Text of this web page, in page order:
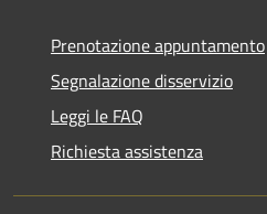
Prenotazione appuntamento
Segnalazione disservizio
Leggi le FAQ
Richiesta assistenza